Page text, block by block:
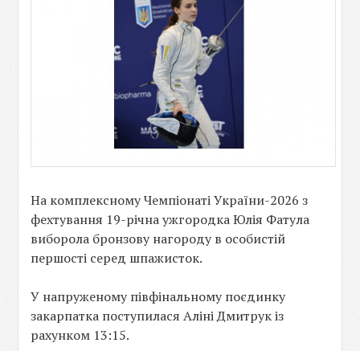
На комплексному Чемпіонаті України-2026 з
фехтування 19-річна ужгородка Юлія Фатула
виборола бронзову нагороду в особистій
першості серед шпажисток.
У напруженому півфінальному поєдинку
закарпатка поступилася Аліні Дмитрук із
рахунком 13:15.